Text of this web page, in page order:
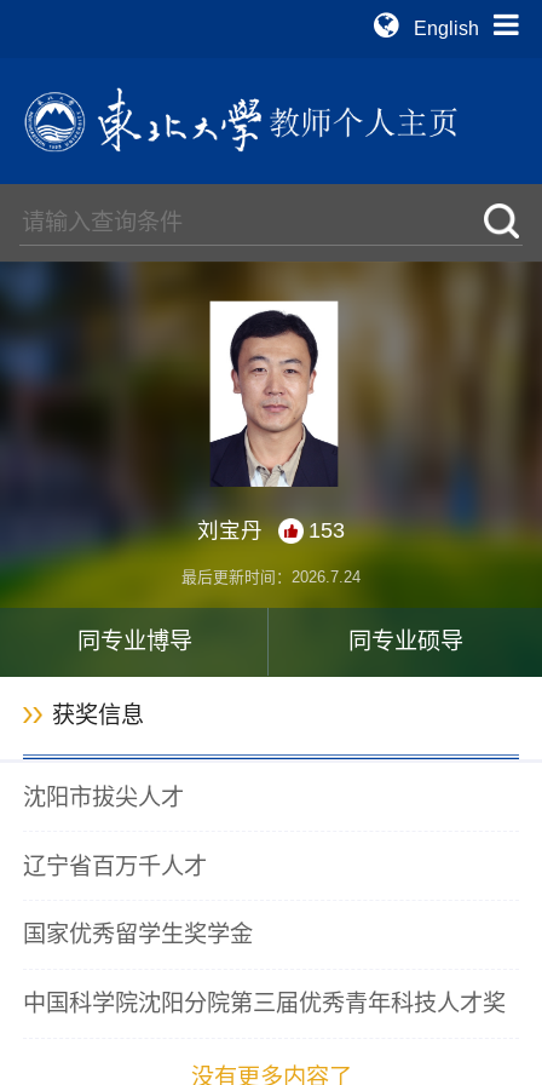
English
刘宝丹 153
最后更新时间： 2026 7 24
同专业博导 同专业硕导
获奖信息
沈阳市拔尖人才
辽宁省百万千人才
国家优秀留学生奖学金
中国科学院沈阳分院第三届优秀青年科技人才奖
没有更多内容了